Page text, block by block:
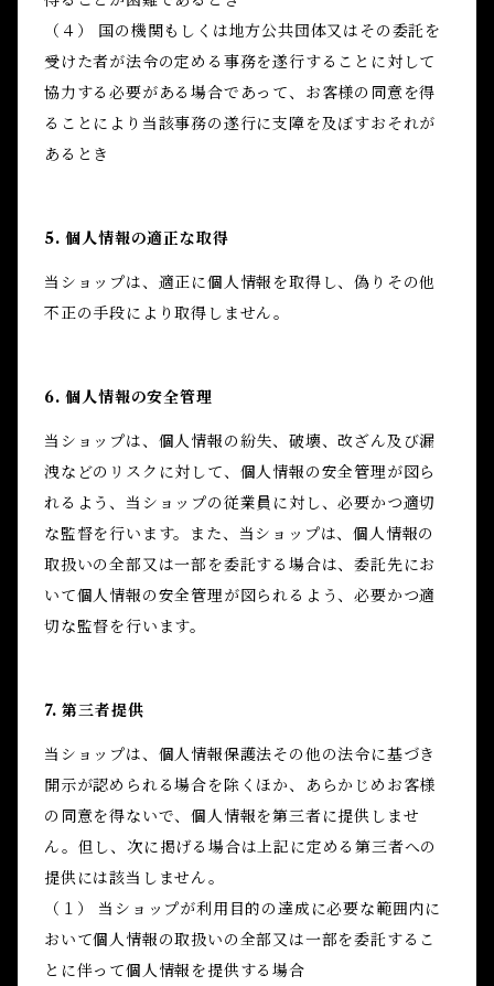
（４） 国の機関もしくは地方公共団体又はその委託を
受けた者が法令の定める事務を遂行することに対して
協力する必要がある場合であって、お客様の同意を得
ることにより当該事務の遂行に支障を及ぼすおそれが
あるとき
5. 個人情報の適正な取得
当ショップは、適正に個人情報を取得し、偽りその他
不正の手段により取得しません。
6. 個人情報の安全管理
当ショップは、個人情報の紛失、破壊、改ざん及び漏
洩などのリスクに対して、個人情報の安全管理が図ら
れるよう、当ショップの従業員に対し、必要かつ適切
な監督を行います。また、当ショップは、個人情報の
取扱いの全部又は一部を委託する場合は、委託先にお
いて個人情報の安全管理が図られるよう、必要かつ適
切な監督を行います。
7. 第三者提供
当ショップは、個人情報保護法その他の法令に基づき
開示が認められる場合を除くほか、あらかじめお客様
の同意を得ないで、個人情報を第三者に提供しませ
ん。但し、次に掲げる場合は上記に定める第三者への
提供には該当しません。
（１） 当ショップが利用目的の達成に必要な範囲内に
おいて個人情報の取扱いの全部又は一部を委託するこ
とに伴って個人情報を提供する場合